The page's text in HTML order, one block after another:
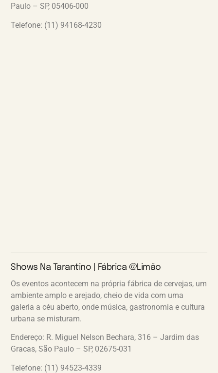
Paulo – SP, 05406-000
Telefone: (11) 94168-4230
Shows Na Tarantino | Fábrica @Limão
Os eventos acontecem na própria fábrica de cervejas, um
ambiente amplo e arejado, cheio de vida com uma
galeria a céu aberto, onde música, gastronomia e cultura
urbana se misturam.
Endereço: R. Miguel Nelson Bechara, 316 – Jardim das
Gracas, São Paulo – SP, 02675-031
Telefone: (11) 94523-4339